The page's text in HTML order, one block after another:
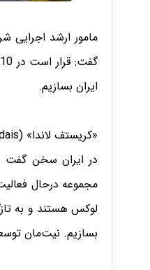
مامور ارشد اجرایی
ایران بسازیم.
در ایران سخن گفت
لوکس هستند و به
بسازیم. نیت‌مان